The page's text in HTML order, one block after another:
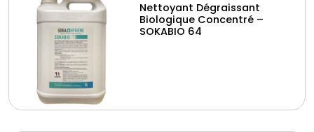
Nettoyant Dégraissant
Biologique Concentré –
SOKABIO 64